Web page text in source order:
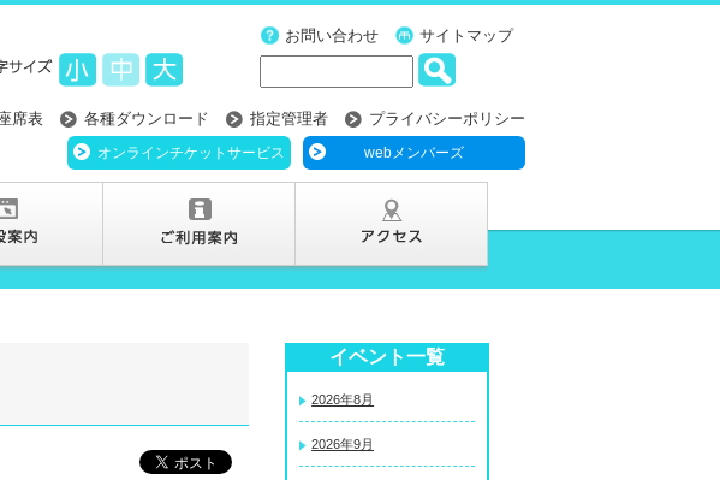
お問い合わせ サイトマップ
席表 各種ダウンロード 指定管理者 プライバシーポリシー
オンラインチケットサービス webメンバーズ
イベント一覧
2026年8月
2026年9月